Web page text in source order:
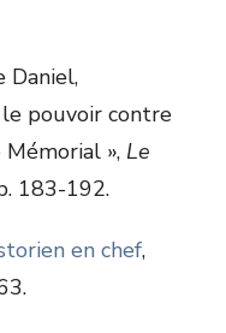
Daniel,
pouvoir contre
», Le
183-192.
en chef,